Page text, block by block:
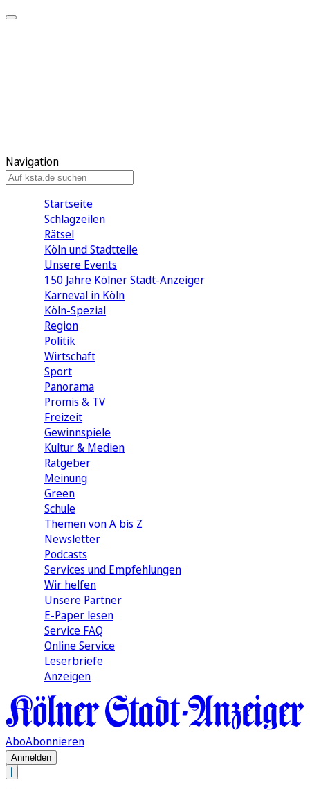
Navigation
Startseite
Schlagzeilen
Rätsel
Köln und Stadtteile
Unsere Events
150 Jahre Kölner Stadt-Anzeiger
Karneval in Köln
Köln-Spezial
Region
Politik
Wirtschaft
Sport
Panorama
Promis & TV
Freizeit
Gewinnspiele
Kultur & Medien
Ratgeber
Meinung
Green
Schule
Themen von A bis Z
Newsletter
Podcasts
Services und Empfehlungen
Wir helfen
Unsere Partner
E-Paper lesen
Service FAQ
Online Service
Leserbriefe
Anzeigen
AboAbonnieren
Anmelden